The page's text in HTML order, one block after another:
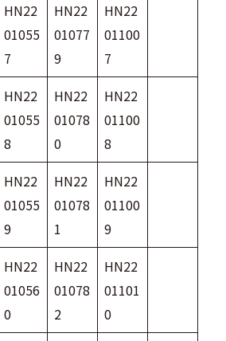
HN22
01055
7
HN22
01077
9
HN22
01100
7
HN22
01055
8
HN22
01078
0
HN22
01100
8
HN22
01055
9
HN22
01078
1
HN22
01100
9
HN22
01056
0
HN22
01078
2
HN22
01101
0